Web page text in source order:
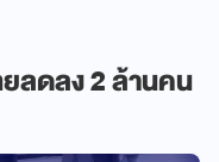
ลดลง 2 ล้านคน